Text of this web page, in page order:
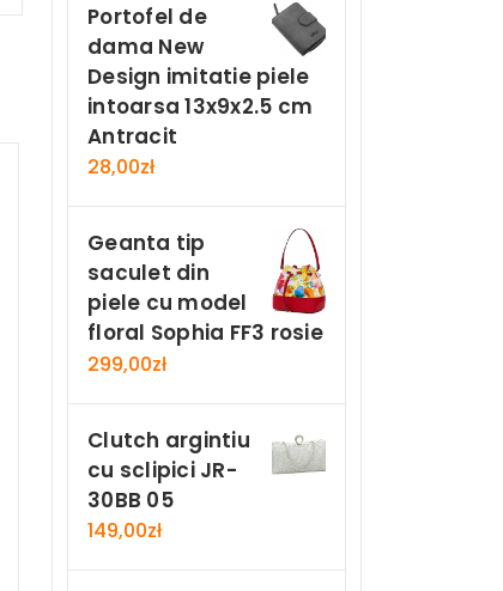
Portofel de
dama New
Design imitatie piele
intoarsa 13x9x2.5 cm
Antracit
28,00zł
Geanta tip
saculet din
piele cu model
floral Sophia FF3 rosie
299,00zł
Clutch argintiu
cu sclipici JR-
30BB 05
149,00zł